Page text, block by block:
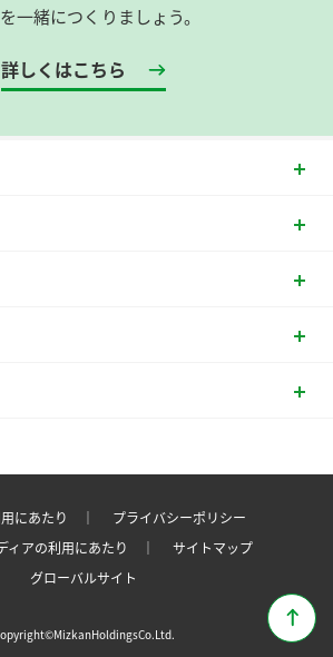
一緒につくりましょう。
詳しくはこちら
用にあたり ｜
プライバシーポリシー
ィアの利用にあたり ｜
サイトマップ
グローバルサイト